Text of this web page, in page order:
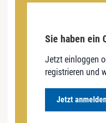
Sie haben ein
Jetzt einloggen
registrieren und
Jetzt